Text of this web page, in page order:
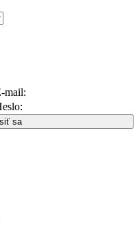
mail:
sa